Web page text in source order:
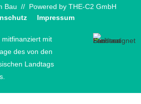
Bau // Powered by THE-C2 GmbH
Impressum
mit
des von den
Landtags